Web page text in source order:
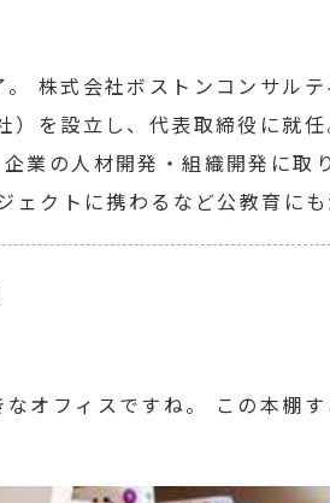
株式会社ボストンコンサル
）を設立し、代表取締役に就
業の人材開発・組織開発に
クトに携わるなど公教育にも
オフィスですね。 この本棚す